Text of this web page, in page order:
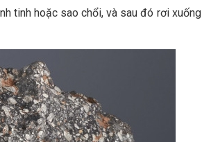
tinh hoặc sao chổi, và sau đó rơi xuống